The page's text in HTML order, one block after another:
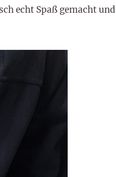
echt Spaß gemacht und